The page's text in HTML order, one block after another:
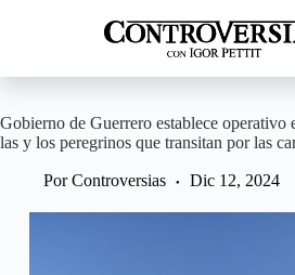
Gobierno de Guerrero establece operativo
las y los peregrinos que transitan por las
Por Controversias Dic 12, 2024